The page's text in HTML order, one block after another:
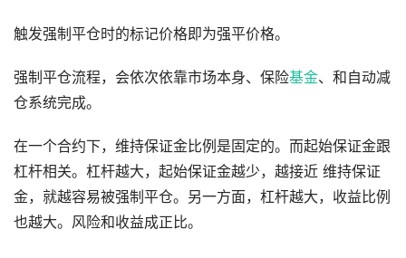
触发强制平仓时的标记价格即为强平价格。
强制平仓流程，会依次依靠市场本身、保险基金、和自动减
仓系统完成。
在⼀个合约下，维持保证⾦⽐例是固定的。⽽起始保证⾦跟
杠杆相关。杠杆越⼤，起始保证⾦越少，越接近 维持保证
⾦，就越容易被强制平仓。另⼀⽅⾯，杠杆越⼤，收益⽐例
也越⼤。⻛险和收益成正⽐。